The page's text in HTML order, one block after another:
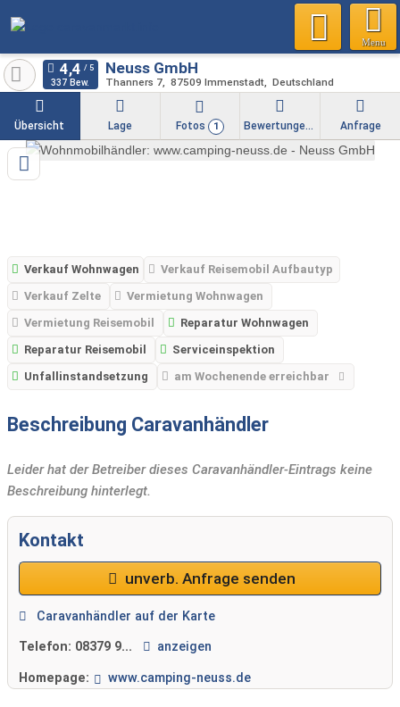
Menu
Neuss GmbH
Thanners 7 87509 Immenstadt Deutschland
337 Bew.
Übersicht Lage Fotos 1 Bewertungen Anfrage
Verkauf Wohnwagen
Verkauf Reisemobil Aufbautyp
Verkauf Zelte
Vermietung Wohnwagen
Vermietung Reisemobil
Reparatur Wohnwagen
Reparatur Reisemobil
Serviceinspektion
Unfallinstandsetzung
am Wochenende erreichbar
Beschreibung Caravanhändler
Leider hat der Betreiber dieses Caravanhändler-Eintrags keine
Beschreibung hinterlegt.
Kontakt
unverb. Anfrage senden
Caravanhändler auf der Karte
Telefon: 08379 9... anzeigen
Homepage: www.camping-neuss.de